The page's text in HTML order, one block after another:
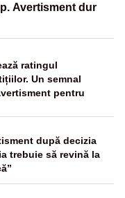
Avertisment dur
ratingul
Un semnal
pentru
după decizia
trebuie să revină la